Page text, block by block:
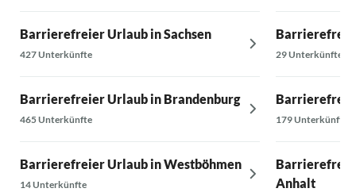
Barrierefreier Urlaub in Sachsen
427 Unterkünfte
Barrierefreier Urlaub in Brandenburg
465 Unterkünfte
Barrierefreier Urlaub in Westböhmen
14 Unterkünfte
29 Unterkünfte
179 Unterkünfte
Anhalt